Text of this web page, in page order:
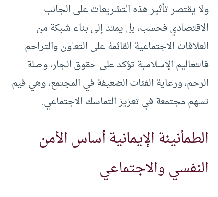
ولا يقتصر تأثير هذه التشريعات على الجانب
الاقتصادي فحسب، بل يمتد إلى بناء شبكة من
العلاقات الاجتماعية القائمة على التعاون والتراحم.
فالتعاليم الإسلامية تؤكد على حقوق الجار، وصلة
الرحم، ورعاية الفئات الضعيفة في المجتمع، وهي قيم
تسهم مجتمعة في تعزيز التماسك الاجتماعي.
الطمأنينة الإيمانية أساس الأمن
النفسي والاجتماعي